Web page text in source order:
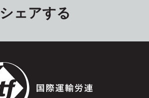
シェアする